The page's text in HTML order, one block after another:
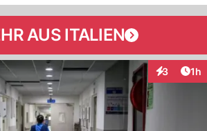
AUS ITALIEN
3 1h